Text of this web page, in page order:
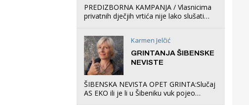
PREDIZBORNA KAMPANJA / Vlasnicima
privatnih dječjih vrtića nije lako slušati
što oni rade u Šibeniku ne postoji
Karmen Jelčić
GRINTANJA ŠIBENSKE
NEVISTE
ŠIBENSKA NEVISTA OPET GRINTA:Slučaj
AS EKO ili je li u Šibeniku vuk pojeo